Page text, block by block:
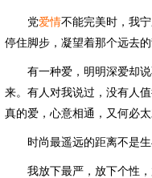
党爱情不能完美时，我
停住脚步，凝望着那个远去
有一种爱，明明深爱却
来。有人对我说过，没有人
真的爱，心意相通，又何必太
时尚最遥远的距离不是
我放下最严，放下个性